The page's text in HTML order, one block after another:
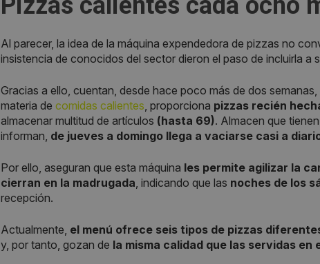
Al parecer, la idea de la máquina expendedora de pizzas no
insistencia de conocidos del sector dieron el paso de incluirla a
Gracias a ello, cuentan, desde hace poco más de dos
materia de comidas calientes, proporciona pizzas recién
almacenar multitud de artículos (hasta 69). Almacen que
informan, de jueves a domingo llega a vaciarse casi a
Por ello, aseguran que esta máquina les permite agilizar la
cierran en la madrugada, indicando que las noches de los
recepción.
Actualmente, el menú ofrece seis tipos de pizzas
y, por tanto, gozan de la misma calidad que las servidas en